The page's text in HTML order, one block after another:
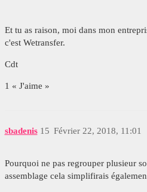
Et tu as raison, moi dans mon
c'est Wetransfer.
Cdt
1 « J'aime »
sbadenis Février 22, 2018, 11:01
15
Pourquoi ne pas regrouper plusieur
assemblage cela simplifirais